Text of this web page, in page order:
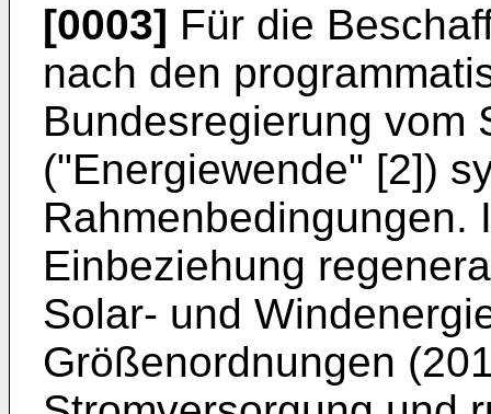
[0003] Für die
nach den
Bundesregierung vom
("Energiewende" [2])
Rahmenbedingungen.
Einbeziehung
Solar- und
Größenordnungen